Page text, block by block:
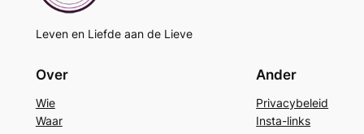
Leven en Liefde aan de Lieve
Over
Wie
Waar
Ander
Privacybeleid
Insta-links